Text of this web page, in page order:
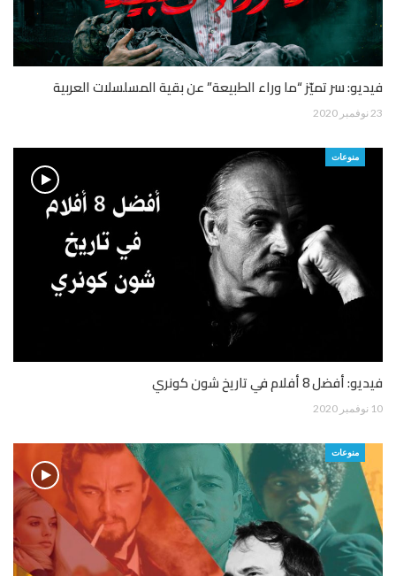
فيديو: سر تميّز “ما وراء الطبيعة” عن بقية المسلسلات العربية
23 نوفمبر 2020
منوعات
فيديو: أفضل 8 أفلام في تاريخ شون كونري
10 نوفمبر 2020
منوعات